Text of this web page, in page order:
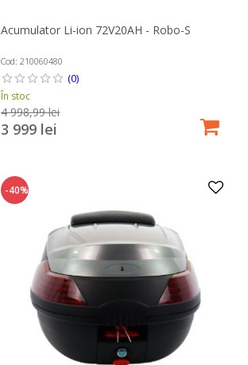
Acumulator Li-ion 72V20AH - Robo-S
Cod: 210060480
(0)
În stoc
4 998,99 lei
3 999 lei
-40%